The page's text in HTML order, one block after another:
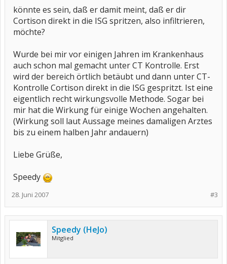
könnte es sein, daß er damit meint, daß er dir
Cortison direkt in die ISG spritzen, also infiltrieren,
möchte?
Wurde bei mir vor einigen Jahren im Krankenhaus
auch schon mal gemacht unter CT Kontrolle. Erst
wird der bereich örtlich betäubt und dann unter CT-
Kontrolle Cortison direkt in die ISG gespritzt. Ist eine
eigentlich recht wirkungsvolle Methode. Sogar bei
mir hat die Wirkung für einige Wochen angehalten.
(Wirkung soll laut Aussage meines damaligen Arztes
bis zu einem halben Jahr andauern)
Liebe Grüße,
Speedy
#3
28. Juni 2007
Speedy (HeJo)
Mitglied